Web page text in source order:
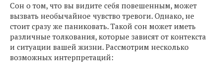
Сон о том, что вы видите себя повешенным, может
вызвать необычайное чувство тревоги. Однако, не
стоит сразу же паниковать. Такой сон может иметь
различные толкования, которые зависят от контекста
и ситуации вашей жизни. Рассмотрим несколько
возможных интерпретаций: